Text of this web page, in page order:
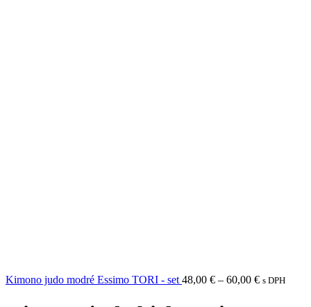
Kimono judo modré Essimo TORI - set 48,00 € – 60,00 €Price
s DPH